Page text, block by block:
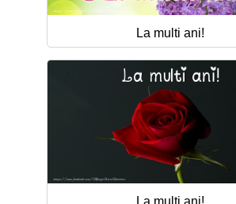
La multi ani!
La multi ani!